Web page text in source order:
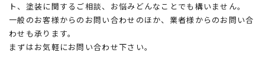
ト、塗装に関するご相談、お悩みどんなことでも構いません。
一般のお客様からのお問い合わせのほか、業者様からのお問い合
わせも承ります。
まずはお気軽にお問い合わせ下さい。